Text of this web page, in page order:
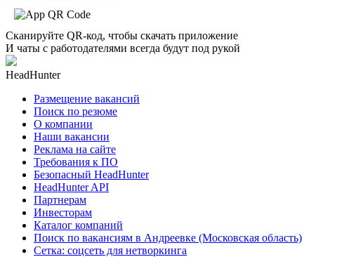
Сканируйте QR-код, чтобы скачать приложение
И чаты с работодателями всегда будут под рукой
HeadHunter
Размещение вакансий
Поиск по резюме
О компании
Наши вакансии
Реклама на сайте
Требования к ПО
Безопасный HeadHunter
HeadHunter API
Партнерам
Инвесторам
Каталог компаний
Поиск по вакансиям в Андреевке (Московская область)
Сетка: соцсеть для нетворкинга